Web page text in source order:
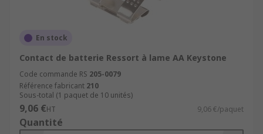
En stock
Contact de batterie Ressort à lame AA Keystone
Code commande RS 205-0079
Référence fabricant 210
Sous-total (1 paquet de 10 unités)
9,06 €HT 9,06 €/paquet
Quantité